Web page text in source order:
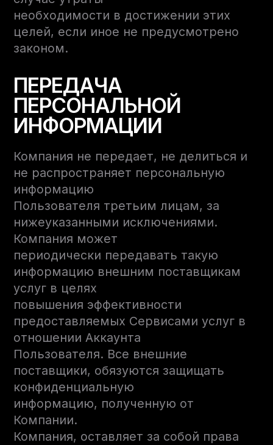
необходимости в достижении этих
целей, если иное не предусмотрено
законом.
ПЕРЕДАЧА
ПЕРСОНАЛЬНОЙ
ИНФОРМАЦИИ
Компания не передает, не делиться и
не распространяет персональную
информацию
Пользователя третьим лицам, за
нижеуказанными исключениями.
Компания может
периодически передавать такую
информацию внешним поставщикам
услуг в целях
повышения эффективности
предоставляемых Сервисами услуг в
отношении Аккаунта
Пользователя. Все внешние
поставщики, обязуются защищать
конфиденциальную
информацию, полученную от
Компании.
Компания, оставляет за собой права